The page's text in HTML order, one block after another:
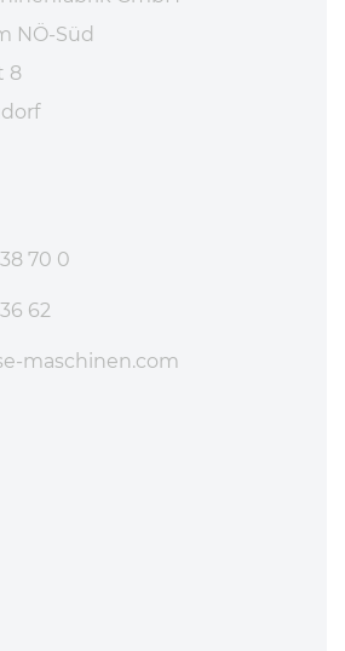
NÖ-Süd
8
70 0
62
maschinen.com